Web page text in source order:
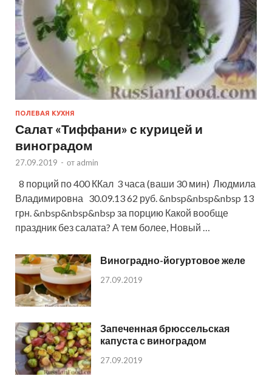
ПОЛЕВАЯ КУХНЯ
Салат «Тиффани» с курицей и
виноградом
27.09.2019 - от admin
8 порций по 400 ККал 3 часа (ваши 30 мин) Людмила
Владимировна 30.09.13 62 руб. &nbsp&nbsp&nbsp 13
грн. &nbsp&nbsp&nbsp за порцию Какой вообще
праздник без салата? А тем более, Новый …
Виноградно-йогуртовое желе
27.09.2019
Запеченная брюссельская
капуста с виноградом
27.09.2019